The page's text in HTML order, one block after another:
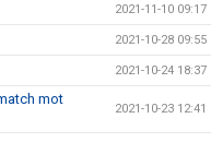
2021-11-10 09:17
2021-10-28 09:55
2021-10-24 18:37
mot
2021-10-23 12:41